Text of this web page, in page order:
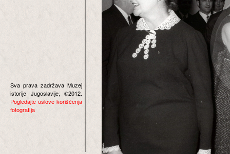
Sva prava zadržava Muzej
istorije Jugoslavije, ©2012.
Pogledajte uslove korišćenja
fotografija